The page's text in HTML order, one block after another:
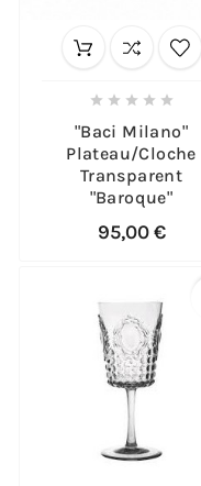
    
"Baci Milano"
Plateau/cloche
Transparent
"Baroque"
95,00 €